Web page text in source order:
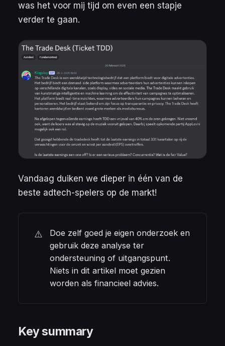
was het voor mij tijd om even een stapje
verder te gaan.
Vandaag duiken we dieper in één van de
beste adtech-spelers op de markt!
⚠️
Doe zelf goed je eigen onderzoek en
gebruik deze analyse ter
ondersteuning of uitgangspunt.
Niets in dit artikel moet gezien
worden als financieel advies.
Key summary